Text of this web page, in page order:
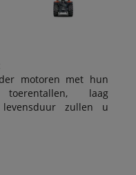
motoren met hun
laag
zullen u